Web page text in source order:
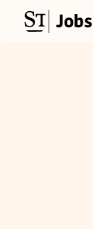
Jobs